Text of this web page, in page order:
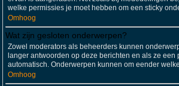
welke permissies je moet hebben om een sticky
Omhoog
Wat zijn gesloten onderwerpen?
Zowel moderators als beheerders kunnen
langer antwoorden op deze berichten en als ze een
automatisch. Onderwerpen kunnen om eender
Omhoog